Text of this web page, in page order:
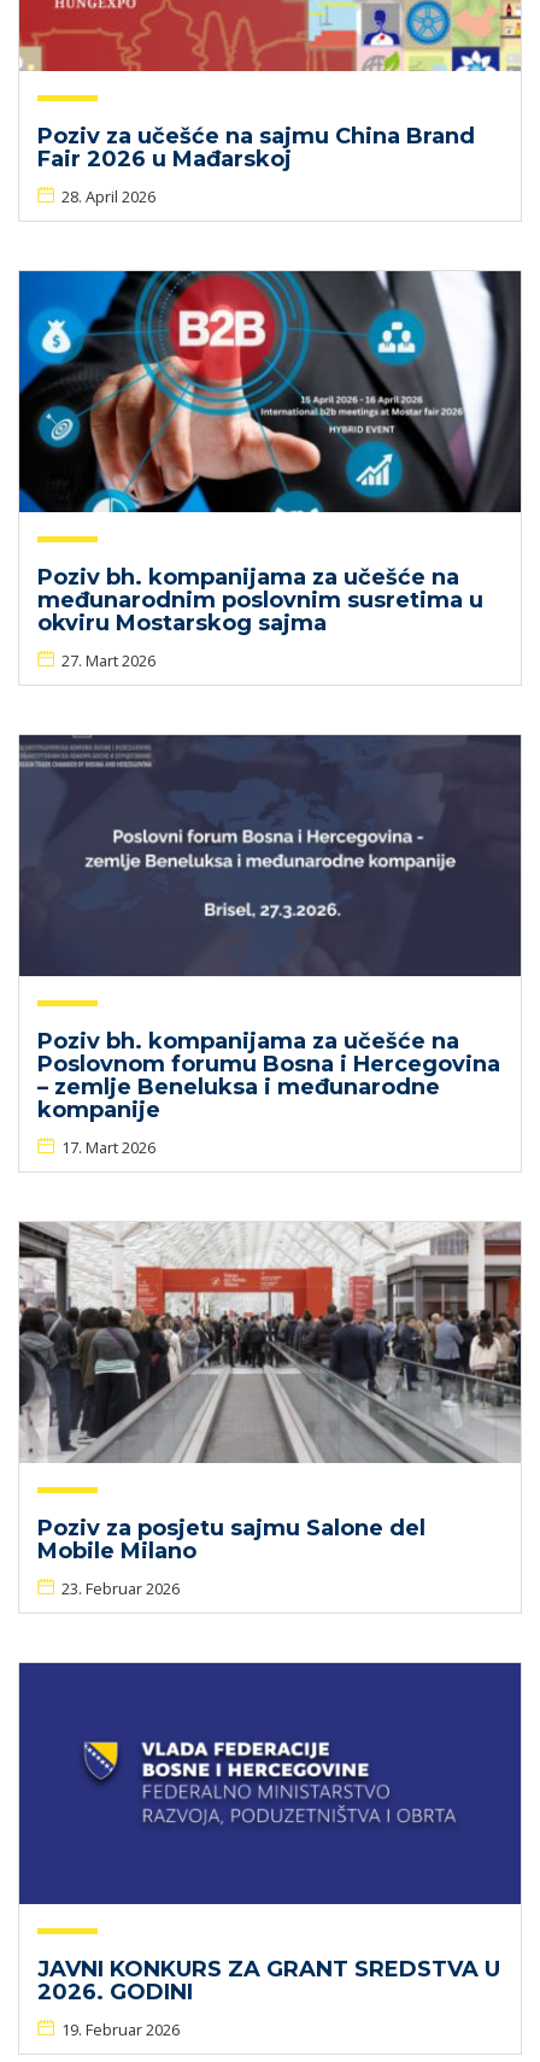
Poziv za učešće na sajmu China Brand
Fair 2026 u Mađarskoj
28. April 2026
Poziv bh. kompanijama za učešće na
međunarodnim poslovnim susretima u
okviru Mostarskog sajma
27. Mart 2026
Poziv bh. kompanijama za učešće na
Poslovnom forumu Bosna i Hercegovina
– zemlje Beneluksa i međunarodne
kompanije
17. Mart 2026
Poziv za posjetu sajmu Salone del
Mobile Milano
23. Februar 2026
JAVNI KONKURS ZA GRANT SREDSTVA U
2026. GODINI
19. Februar 2026